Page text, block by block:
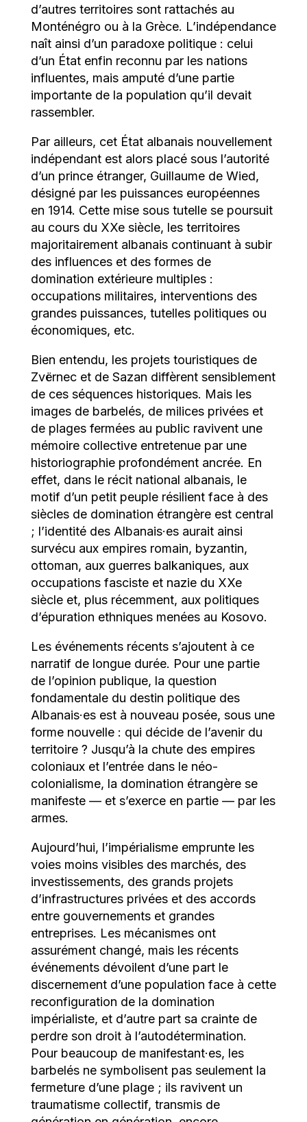
d’autres territoires sont rattachés au
Monténégro ou à la Grèce. L’indépendance
naît ainsi d’un paradoxe politique : celui
d’un État enfin reconnu par les nations
influentes, mais amputé d’une partie
importante de la population qu’il devait
rassembler.
Par ailleurs, cet État albanais nouvellement
indépendant est alors placé sous l’autorité
d’un prince étranger, Guillaume de Wied,
désigné par les puissances européennes
en 1914. Cette mise sous tutelle se poursuit
au cours du XXesiècle, les territoires
majoritairement albanais continuant à subir
des influences et des formes de
domination extérieure multiples :
occupations militaires, interventions des
grandes puissances, tutelles politiques ou
économiques, etc.
Bien entendu, les projets touristiques de
Zvërnec et de Sazan diffèrent sensiblement
de ces séquences historiques. Mais les
images de barbelés, de milices privées et
de plages fermées au public ravivent une
mémoire collective entretenue par une
historiographie profondément ancrée. En
effet, dans le récit national albanais, le
motif d’un petit peuple résilient face à des
siècles de domination étrangère est central
; l’identité des Albanais·es aurait ainsi
survécu aux empires romain, byzantin,
ottoman, aux guerres balkaniques, aux
occupations fasciste et nazie du XXe
siècle et, plus récemment, aux politiques
d’épuration ethniques menées au Kosovo.
Les événements récents s’ajoutent à ce
narratif de longue durée. Pour une partie
de l’opinion publique, la question
fondamentale du destin politique des
Albanais·es est à nouveau posée, sous une
forme nouvelle : qui décide de l’avenir du
territoire ? Jusqu’à la chute des empires
coloniaux et l’entrée dans le néo-
colonialisme, la domination étrangère se
manifeste — et s’exerce en partie — par les
armes.
Aujourd’hui, l’impérialisme emprunte les
voies moins visibles des marchés, des
investissements, des grands projets
d’infrastructures privées et des accords
entre gouvernements et grandes
entreprises. Les mécanismes ont
assurément changé, mais les récents
événements dévoilent d’une part le
discernement d’une population face à cette
reconfiguration de la domination
impérialiste, et d’autre part sa crainte de
perdre son droit à l’autodétermination.
Pour beaucoup de manifestant·es, les
barbelés ne symbolisent pas seulement la
fermeture d’une plage ; ils ravivent un
traumatisme collectif, transmis de